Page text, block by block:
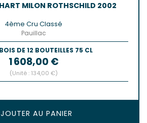
MILON ROTHSCHILD 2002
4ème Cru Classé
Pauillac
DE 12 BOUTEILLES 75 CL
Prix
1 608,00 €
(Unité : 134,00 €)
AU PANIER